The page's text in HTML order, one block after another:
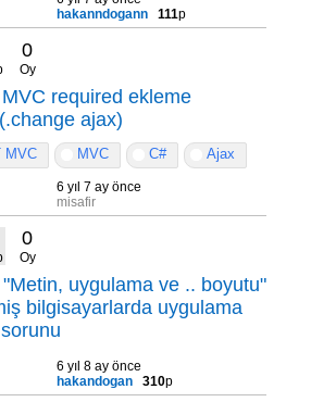
hakanndogann
111p
0
Oy
required ekleme
ajax)
MVC MVC C# Ajax
6 yıl 7 ay önce
misafir
0
Oy
uygulama ve .. boyutu"
bilgisayarlarda uygulama
6 yıl 8 ay önce
hakandogan
310p